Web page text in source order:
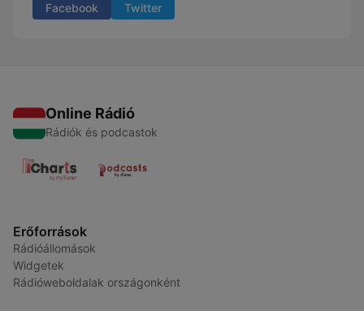
Facebook Twitter
Online Rádió
Rádiók és podcastok
Erőforrások
Rádióállomások
Widgetek
Rádióweboldalak országonként